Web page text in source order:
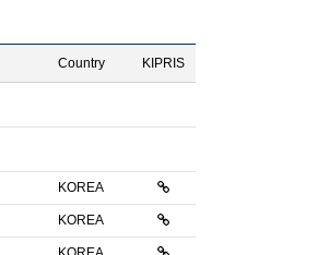
Country KIPRIS
KOREA
KOREA